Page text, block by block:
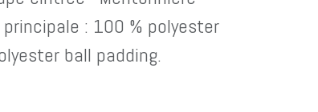
principale : 100 % polyester
ball padding.